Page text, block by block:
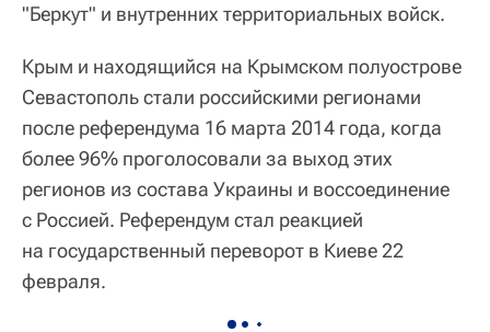
"Беркут" и внутренних территориальных войск.
Крым и находящийся на Крымском полуострове
Севастополь стали российскими регионами
после референдума 16 марта 2014 года, когда
более 96% проголосовали за выход этих
регионов из состава Украины и воссоединение
с Россией. Референдум стал реакцией
на государственный переворот в Киеве 22
февраля.